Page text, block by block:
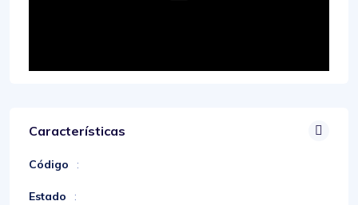
Características
Código :
Estado :